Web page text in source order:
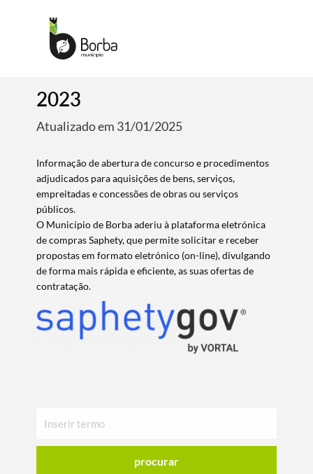
2023
Atualizado em 31/01/2025
Informação de abertura de concurso e procedimentos
adjudicados para aquisições de bens, serviços,
empreitadas e concessões de obras ou serviços
públicos.
O Município de Borba aderiu à plataforma eletrónica
de compras Saphety, que permite solicitar e receber
propostas em formato eletrónico (on-line), divulgando
de forma mais rápida e eficiente, as suas ofertas de
contratação.
procurar